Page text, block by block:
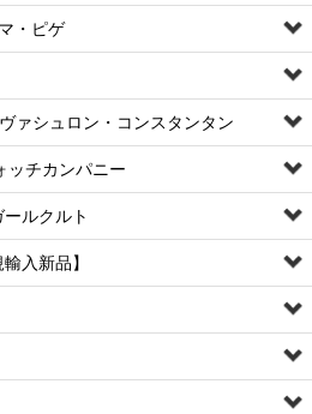
・ピゲ
ァシュロン・コンスタンタン
ッチカンパニー
ルクルト
入新品】